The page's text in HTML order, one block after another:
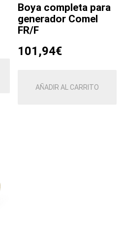
Boya completa para
generador Comel
FR/F
101,94€
AÑADIR AL CARRITO